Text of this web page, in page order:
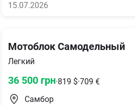
15.07.2026
Мотоблок Самодельный
Легкий
36 500 грн·819 $·709 €
Самбор